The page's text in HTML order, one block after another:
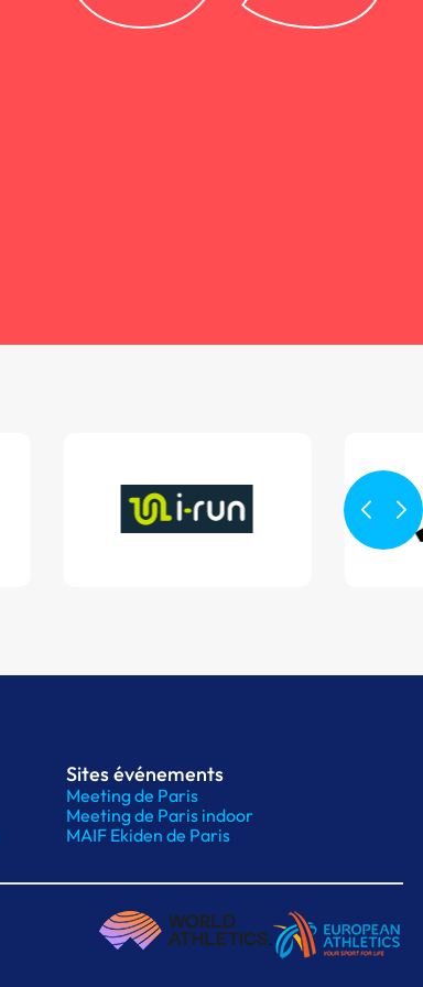
Sites événements
Meeting de Paris
Meeting de Paris indoor
MAIF Ekiden de Paris